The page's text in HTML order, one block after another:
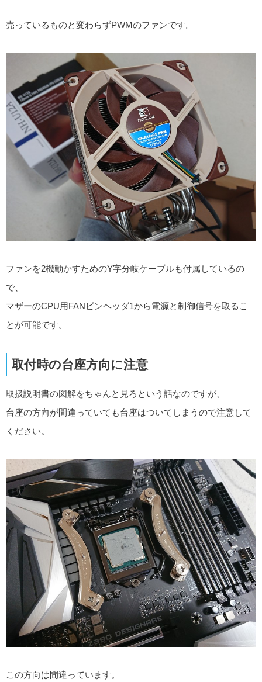
売っているものと変わらずPWMのファンです。
ファンを2機動かすためのY字分岐ケーブルも付属しているの
で、
マザーのCPU用FANピンヘッダ1から電源と制御信号を取るこ
とが可能です。
取付時の台座方向に注意
取扱説明書の図解をちゃんと見ろという話なのですが、
台座の方向が間違っていても台座はついてしまうので注意して
ください。
この方向は間違っています。